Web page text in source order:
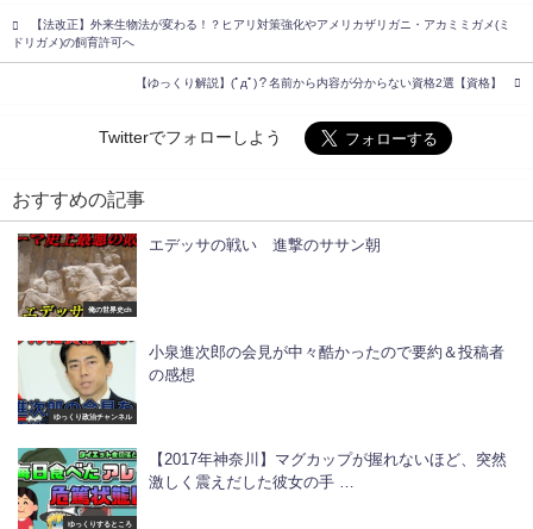
【法改正】外来生物法が変わる！？ヒアリ対策強化やアメリカザリガニ・アカミミガメ(ミ
ドリガメ)の飼育許可へ
【ゆっくり解説】(ﾟдﾟ)？名前から内容が分からない資格2選【資格】
Twitterでフォローしよう
おすすめの記事
俺の世界史ch
エデッサの戦い 進撃のササン朝
ゆっくり政治チャンネル
小泉進次郎の会見が中々酷かったので要約＆投稿者
の感想
ゆっくりするところ
【2017年神奈川】マグカップが握れないほど、突然
激しく震えだした彼女の手 …